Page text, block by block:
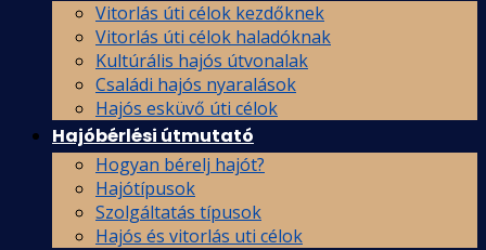
Vitorlás úti célok kezdőknek
Vitorlás úti célok haladóknak
Kultúrális hajós útvonalak
Családi hajós nyaralások
Hajós esküvő úti célok
Hajóbérlési útmutató
Hogyan bérelj hajót?
Hajótípusok
Szolgáltatás típusok
Hajós és vitorlás uti célok